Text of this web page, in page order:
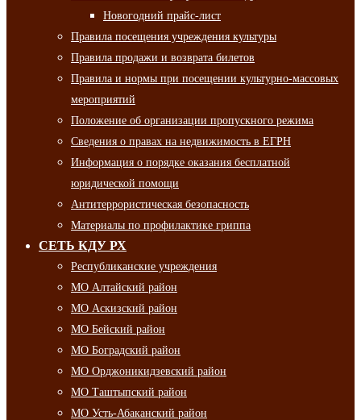
Новогодний прайс-лист
Правила посещения учреждения культуры
Правила продажи и возврата билетов
Правила и нормы при посещении культурно-массовых
мероприятий
Положение об организации пропускного режима
Сведения о правах на недвижимость в ЕГРН
Информация о порядке оказания бесплатной
юридической помощи
Антитеррористическая безопасность
Материалы по профилактике гриппа
СЕТЬ КДУ РХ
Республиканские учреждения
МО Алтайский район
МО Аскизский район
МО Бейский район
МО Боградский район
МО Орджоникидзевский район
МО Таштыпский район
МО Усть-Абаканский район